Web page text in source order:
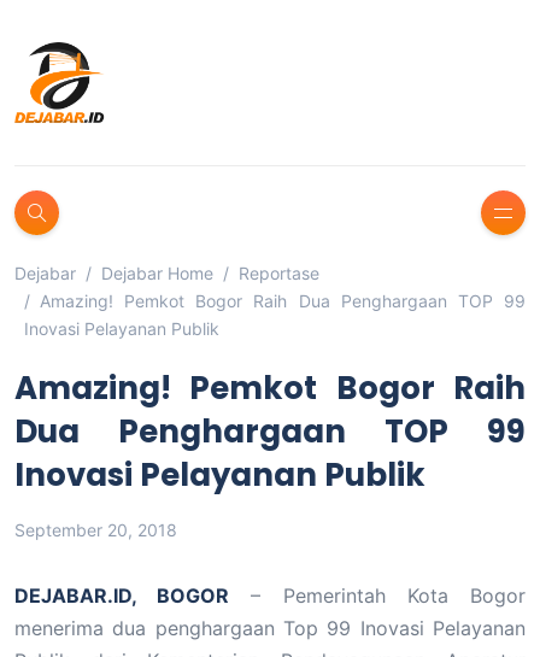
Dejabar Dejabar Home
Reportase
Amazing! Pemkot Bogor Raih Dua Penghargaan TOP 99
Inovasi Pelayanan Publik
Amazing! Pemkot Bogor Raih
Dua Penghargaan TOP 99
Inovasi Pelayanan Publik
September 20, 2018
DEJABAR.ID, BOGOR – Pemerintah Kota Bogor
menerima dua penghargaan Top 99 Inovasi Pelayanan